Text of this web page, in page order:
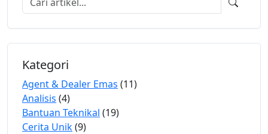
Kategori
Agent & Dealer Emas (11)
Analisis (4)
Bantuan Teknikal (19)
Cerita Unik(9)